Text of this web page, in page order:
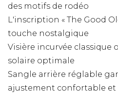
des motifs de rodéo
L'inscription « The Good
touche nostalgique
Visière incurvée
solaire optimale
Sangle arrière réglable
ajustement confortable et